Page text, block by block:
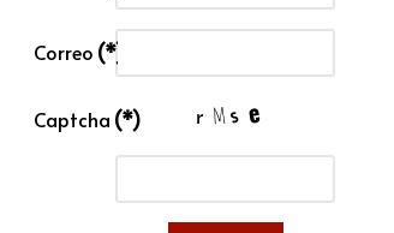
Correo (*)
Captcha (*)